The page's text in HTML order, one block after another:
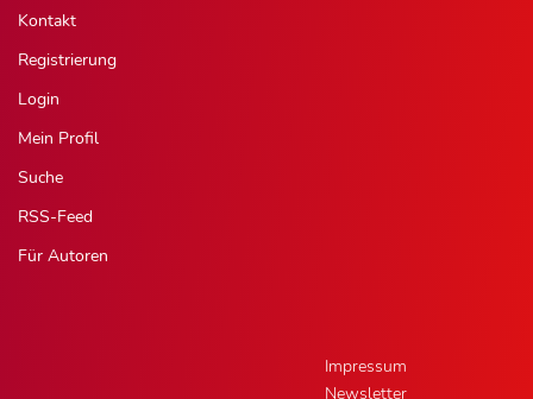
Kontakt
Registrierung
Login
Mein Profil
Suche
RSS-Feed
Für Autoren
Impressum
Newsletter